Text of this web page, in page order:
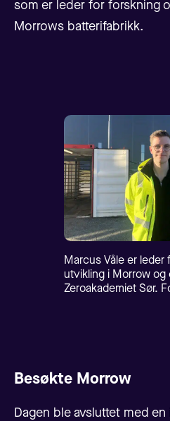
som er leder for forskning
Morrows batterifabrikk.
Marcus Våle er leder
utvikling i Morrow og
Zeroakademiet Sør.
Besøkte Morrow
Dagen ble avsluttet med